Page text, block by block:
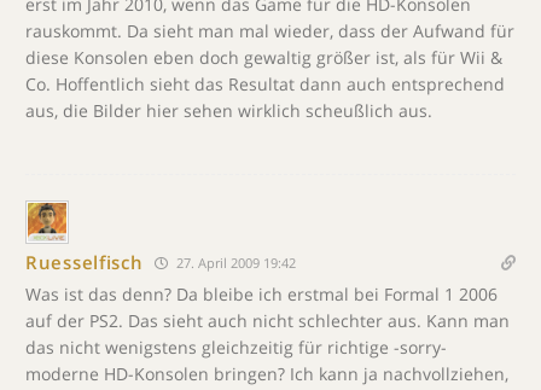
rauskommt. Da sieht man mal wieder, dass der Aufwand für
diese Konsolen eben doch gewaltig größer ist, als für Wii &
Co. Hoffentlich sieht das Resultat dann auch entsprechend
aus, die Bilder hier sehen wirklich scheußlich aus.
Ruesselfisch 27. April 2009 19:42
Was ist das denn? Da bleibe ich erstmal bei Formal 1 2006
auf der PS2. Das sieht auch nicht schlechter aus. Kann man
das nicht wenigstens gleichzeitig für richtige -sorry-
moderne HD-Konsolen bringen? Ich kann ja nachvollziehen,